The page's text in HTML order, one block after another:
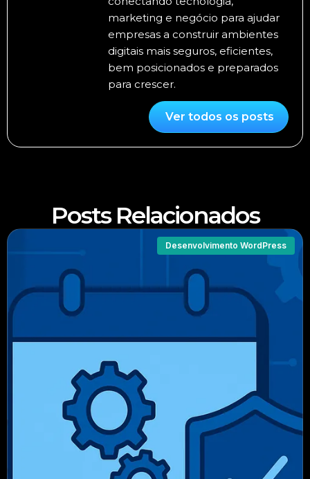
marketing e negócio para ajudar
empresas a construir ambientes
digitais mais seguros, eficientes,
bem posicionados e preparados
para crescer.
Ver todos os posts
Posts Relacionados
Desenvolvimento WordPress